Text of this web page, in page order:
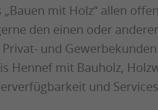
mit Holz“ allen
den einen oder
und
Hennef mit Bauholz,
und